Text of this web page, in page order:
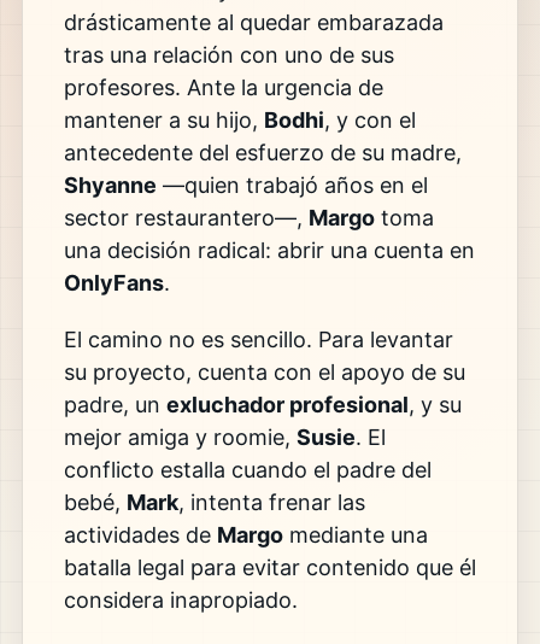
drásticamente al quedar embarazada
tras una relación con uno de sus
profesores. Ante la urgencia de
mantener a su hijo, Bodhi, y con el
antecedente del esfuerzo de su madre,
Shyanne —quien trabajó años en el
sector restaurantero—, Margotoma
una decisión radical: abrir una cuenta en
OnlyFans.
El camino no es sencillo. Para levantar
su proyecto, cuenta con el apoyo de su
padre, un exluchador profesional, y su
mejor amiga y roomie, Susie. El
conflicto estalla cuando el padre del
bebé, Mark, intenta frenar las
actividades de Margomediante una
batalla legal para evitar contenido que él
considera inapropiado.